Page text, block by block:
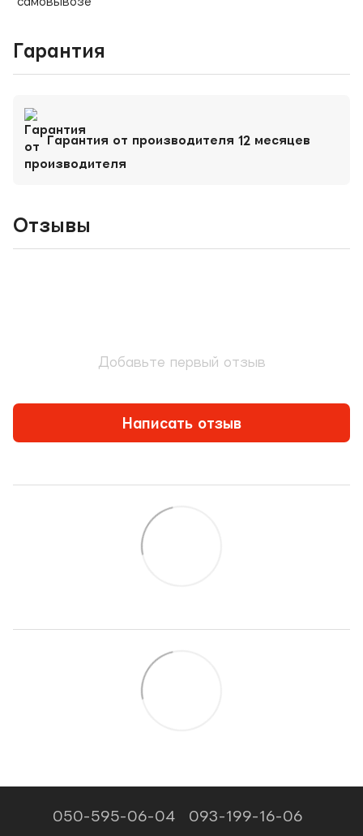
Гарантия
Гарантия от производителя 12 месяцев
Отзывы
Добавьте первый отзыв
Написать отзыв
050-595-06-04 093-199-16-06